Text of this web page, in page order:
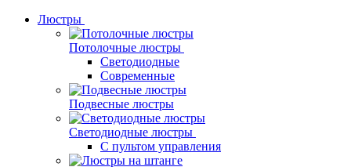
Люстры
Потолочные люстры
Светодиодные
Современные
Подвесные люстры
Светодиодные люстры
С пультом управления